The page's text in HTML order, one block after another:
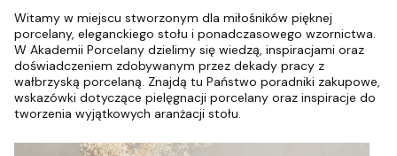
Witamy w miejscu stworzonym dla miłośników pięknej
porcelany, eleganckiego stołu i ponadczasowego wzornictwa.
W Akademii Porcelany dzielimy się wiedzą, inspiracjami oraz
doświadczeniem zdobywanym przez dekady pracy z
wałbrzyską porcelaną. Znajdą tu Państwo poradniki zakupowe,
wskazówki dotyczące pielęgnacji porcelany oraz inspiracje do
tworzenia wyjątkowych aranżacji stołu.